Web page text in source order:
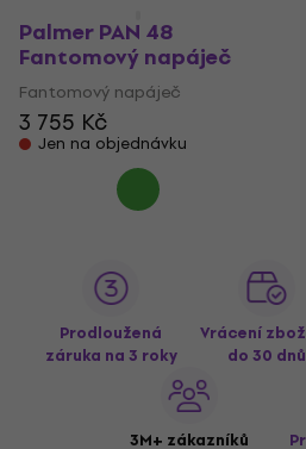
Palmer PAN 48
Fantomový napáječ
Fantomový napáječ
3 755 Kč
Jen na objednávku
Prodloužená
záruka na 3 roky
Vrácení
do 30 dnů
3M+ zákazníků